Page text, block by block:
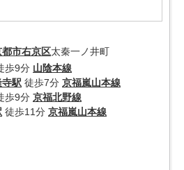
都市右京区太秦一ノ井町
歩9分 山陰本線
駅 徒歩7分 京福嵐山本線
歩9分 京福北野線
徒歩11分 京福嵐山本線